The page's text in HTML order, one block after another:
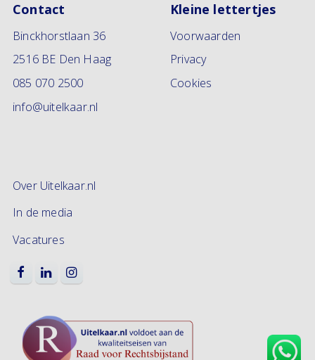
Contact
Binckhorstlaan 36
2516 BE Den Haag
085 070 2500
info@uitelkaar.nl
Kleine lettertjes
Voorwaarden
Privacy
Cookies
Over Uitelkaar.nl
In de media
Vacatures